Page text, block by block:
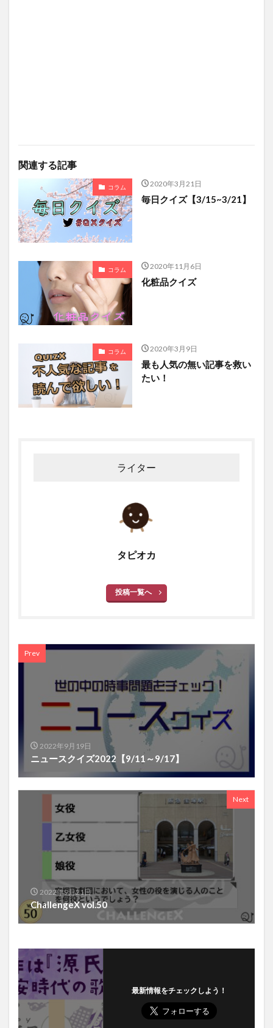
関連する記事
コラム 2020年3月21日
毎日クイズ【3/15~3/21】
コラム 2020年11月6日
化粧品クイズ
コラム 2020年3月9日
最も人気の無い記事を救い
たい！
ライター
タピオカ
投稿一覧へ
Prev
2022年9月19日
ニュースクイズ2022【9/11～9/17】
Next
2022年9月21日
ChallengeX vol.50
最新情報をチェックしよう！